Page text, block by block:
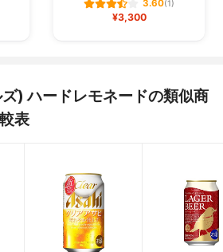
3.60(1)
¥3,300
) ハードレモネードの類似商
表